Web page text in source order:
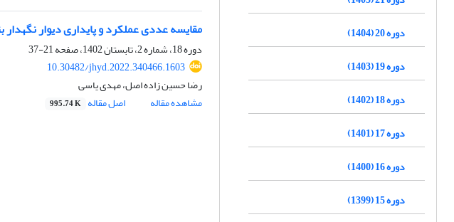
مقایسه عددی عملکرد و پایداری دیوار
دوره 18، شماره 2، تابستان 1402، صفحه
21-37
10.30482/jhyd.2022.340466.1603
رضا حسین زاده اصل، مهدی یاسی
مشاهده مقاله
اصل مقاله 995.74 K
دوره 20 (1404)
دوره 19 (1403)
دوره 18 (1402)
دوره 17 (1401)
دوره 16 (1400)
دوره 15 (1399)